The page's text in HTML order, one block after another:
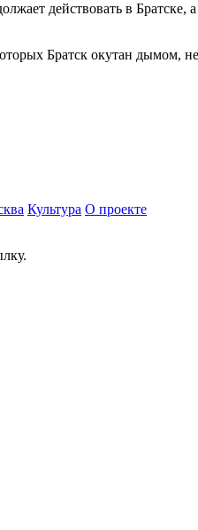
действовать в
Братск окутан дымом,
Культура О проекте